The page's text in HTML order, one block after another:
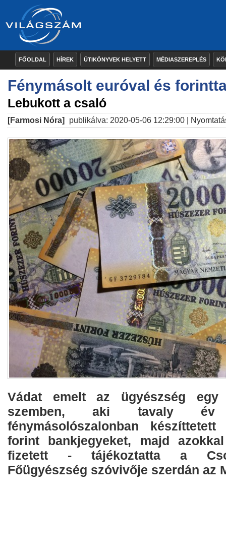
FŐOLDAL HÍREK ÚTIKÖNYVEK HELYETT MÉDIASZEREPLÉS
Fénymásolt euróval és
Lebukott a csaló
[Farmosi Nóra] publikálva: 2020-05-06 12:29:00 |
Vádat emelt az ügyészség egy
szemben, aki tavaly
fénymásolószalonban
forint bankjegyeket, majd
fizetett - tájékoztatta a
Főügyészség szóvivője szerdán az